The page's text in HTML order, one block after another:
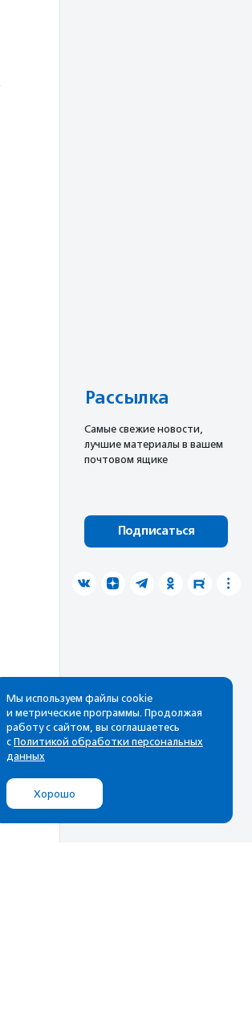
Рассылка
Cамые свежие новости,
лучшие материалы в вашем
почтовом ящике
Подписаться
Мы используем файлы cookie
и метрические программы. Продолжая
работу с сайтом, вы соглашаетесь
с Политикой обработки персональных
данных
Хорошо